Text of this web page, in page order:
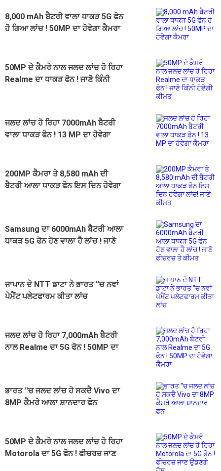
8,000 mAh ਬੈਟਰੀ ਵਾਲਾ ਧਾਕੜ 5G ਫੋਨ
ਹੋ ਗਿਆ ਲਾਂਚ ! 50MP ਦਾ ਹੋਵੇਗਾ ਕੈਮਰਾ
50MP ਦੇ ਕੈਮਰੇ ਨਾਲ ਜਲਦ ਲਾਂਚ ਹੋ ਰਿਹਾ
Realme ਦਾ ਧਾਕੜ ਫੋਨ ! ਜਾਣੋ ਕਿੰਨੀ
ਜਲਦ ਲਾਂਚ ਹੋ ਰਿਹਾ 7000mAh ਬੈਟਰੀ
ਵਾਲਾ ਧਾਕੜ ਫੋਨ ! 13 MP ਦਾ ਹੋਵੇਗਾ
200MP ਕੈਮਰਾ ਤੇ 8,580 mAh ਦੀ
ਬੈਟਰੀ ਆਲਾ ਧਾਕੜ ਫੋਨ ਇਸ ਦਿਨ ਹੋਵੇਗਾ
Samsung ਦਾ 6000mAh ਬੈਟਰੀ ਆਲਾ
ਧਾਕੜ 5G ਫੋਨ ਹੋਣ ਵਾਲਾ ਹੈ ਲਾਂਚ ! ਜਾਣੋ
ਜਾਪਾਨ ਦੇ NTT ਡਾਟਾ ਨੇ ਭਾਰਤ ''ਚ ਨਵਾਂ
ਪੇਮੈਂਟ ਪਲੇਟਫਾਰਮ ਕੀਤਾ ਲਾਂਚ
ਜਲਦ ਲਾਂਚ ਹੋ ਰਿਹਾ 7,000mAh ਬੈਟਰੀ
ਨਾਲ Realme ਦਾ 5G ਫੋਨ ! 50MP ਦਾ
ਭਾਰਤ ''ਚ ਜਲਦ ਲਾਂਚ ਹੋ ਸਕਦੈ Vivo ਦਾ
8MP ਕੈਮਰੇ ਆਲਾ ਸ਼ਾਨਦਾਰ ਫੋਨ
50MP ਦੇ ਕੈਮਰੇ ਨਾਲ ਜਲਦ ਲਾਂਚ ਹੋ ਰਿਹਾ
Motorola ਦਾ 5G ਫੋਨ ! ਫੀਚਰਜ਼ ਜਾਣ